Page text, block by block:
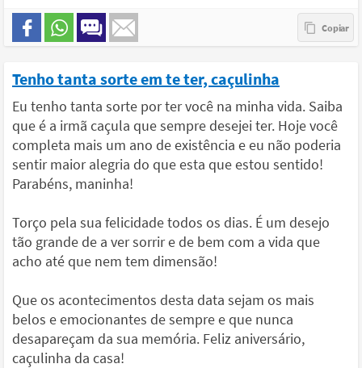
Tenho tanta sorte em te ter, caçulinha
Eu tenho tanta sorte por ter você na minha vida. Saiba
que é a irmã caçula que sempre desejei ter. Hoje você
completa mais um ano de existência e eu não poderia
sentir maior alegria do que esta que estou sentido!
Parabéns, maninha!
Torço pela sua felicidade todos os dias. É um desejo
tão grande de a ver sorrir e de bem com a vida que
acho até que nem tem dimensão!
Que os acontecimentos desta data sejam os mais
belos e emocionantes de sempre e que nunca
desapareçam da sua memória. Feliz aniversário,
caçulinha da casa!